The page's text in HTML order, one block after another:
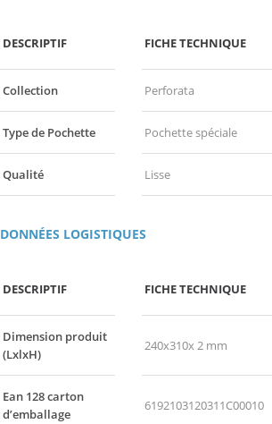
DESCRIPTIF FICHE TECHNIQUE
Collection Perforata
Type de Pochette Pochette spéciale
Qualité Lisse
DONNÉES LOGISTIQUES
DESCRIPTIF FICHE TECHNIQUE
Dimension produit
(LxlxH)
240x310x 2 mm
Ean 128 carton
d’emballage
6192103120311C00010